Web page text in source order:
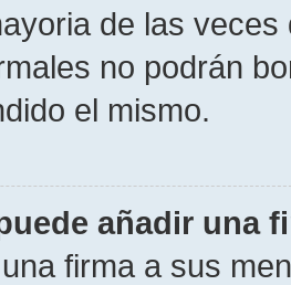
de las
no podrán
el mismo.
añadir una
firma a sus